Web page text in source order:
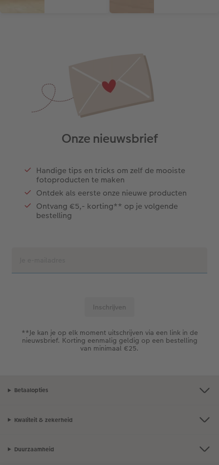
Onze nieuwsbrief
Handige tips en tricks om zelf de mooiste
fotoproducten te maken
Ontdek als eerste onze nieuwe producten
Ontvang €5,- korting** op je volgende
bestelling
**Je kan je op elk moment uitschrijven via een link in de
nieuwsbrief. Korting eenmalig geldig op een bestelling
van minimaal €25.
Betaalopties
Kwaliteit & zekerheid
Duurzaamheid